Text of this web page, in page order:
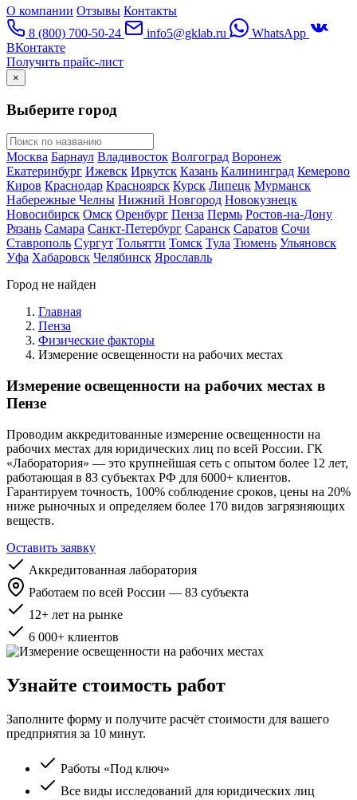
О компании Отзывы Контакты
8 (800) 700-50-24
info5@gklab.ru
WhatsApp
ВКонтакте
Получить прайс-лист
×
Выберите город
Москва Барнаул Владивосток Волгоград Воронеж
Екатеринбург Ижевск Иркутск Казань Калининград Кемерово
Киров Краснодар Красноярск Курск Липецк Мурманск
Набережные Челны Нижний Новгород Новокузнецк
Новосибирск Омск Оренбург Пенза Пермь Ростов-на-Дону
Рязань Самара Санкт-Петербург Саранск Саратов Сочи
Ставрополь Сургут Тольятти Томск Тула Тюмень Ульяновск
Уфа Хабаровск Челябинск Ярославль
Город не найден
Главная
Пенза
Физические факторы
Измерение освещенности на рабочих местах
Измерение освещенности на рабочих местах в
Пензе
Проводим аккредитованные измерение освещенности на
рабочих местах для юридических лиц по всей России. ГК
«Лаборатория» — это крупнейшая сеть с опытом более 12 лет,
работающая в 83 субъектах РФ для 6000+ клиентов.
Гарантируем точность, 100% соблюдение сроков, цены на 20%
ниже рыночных и определяем более 170 видов загрязняющих
веществ.
Оставить заявку
Аккредитованная лаборатория
Работаем по всей России — 83 субъекта
12+ лет на рынке
6 000+ клиентов
Узнайте стоимость работ
Заполните форму и получите расчёт стоимости для вашего
предприятия за 10 минут.
Работы «Под ключ»
Все виды исследований для юридических лиц